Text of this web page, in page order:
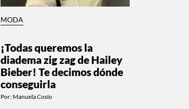
MODA
¡Todas queremos la
diadema zig zag de Hailey
Bieber! Te decimos dónde
conseguirla
Por: Manuela Cosío